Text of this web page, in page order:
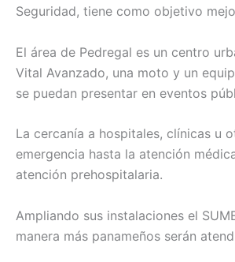
Seguridad, tiene como objetivo
El área de Pedregal es un centro
Vital Avanzado, una moto y un
se puedan presentar en eventos
La cercanía a hospitales, clínicas u
emergencia hasta la atención
atención prehospitalaria.
Ampliando sus instalaciones el
manera más panameños serán